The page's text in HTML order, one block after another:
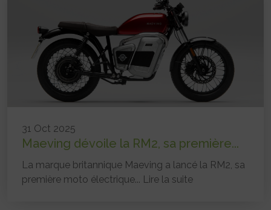
31 Oct 2025
Maeving dévoile la RM2, sa première...
La marque britannique Maeving a lancé la RM2, sa
première moto électrique... Lire la suite